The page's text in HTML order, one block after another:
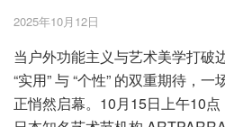
2025年10月12日
当户外功能主义与艺术美学打破
“实用” 与 “个性” 的双重期待，
正悄然启幕。10月15日上午10